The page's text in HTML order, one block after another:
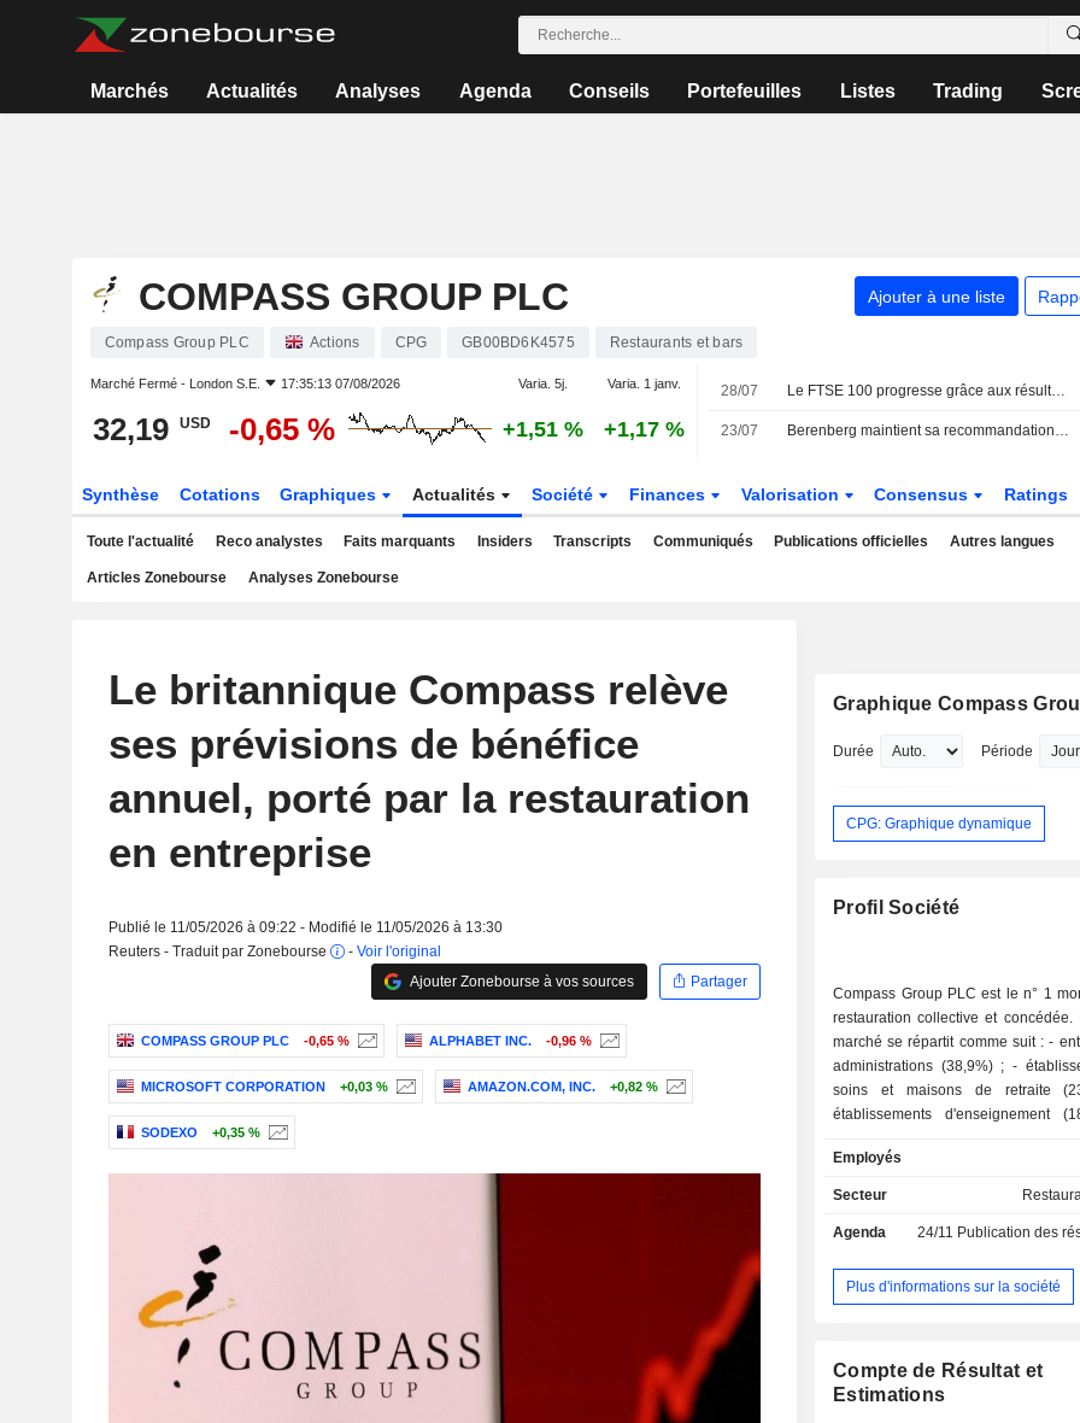
Marchés Actualités Analyses Agenda Conseils Portefeuilles Listes Trading
COMPASS GROUP PLC Ajouter à une liste
Compass Group PLC Actions CPG GB00BD6K4575 Restaurants et bars
Marché Fermé - London S.E. 17:35:13 07/08/2026 Varia. 5j. Varia. 1 janv.
32,19 USD -0,65 % +1,51 % +1,17 %
28/07 Le FTSE 100 progresse grâce aux résultats d'entreprises et au repli du pétrole
23/07 Berenberg maintient sa recommandation d'achat et son objectif de cours sur Compass Group face aux perspectives de croissance
Synthèse Cotations Graphiques Actualités Société Finances Valorisation Consensus Ratings
Toute l'actualité Reco analystes Faits marquants Insiders Transcripts Communiqués Publications officielles Autres langues
Articles Zonebourse Analyses Zonebourse
Le britannique Compass relève
ses prévisions de bénéfice
annuel, porté par la restauration
en entreprise
Publié le 11/05/2026 à 09:22 - Modifié le 11/05/2026 à 13:30
Reuters - Traduit par Zonebourse
- Voir l'original
Ajouter Zonebourse à vos sources
Partager
COMPASS GROUP PLC -0,65 % ALPHABET INC. -0,96 %
MICROSOFT CORPORATION +0,03 % AMAZON.COM, INC. +0,82 %
SODEXO +0,35 %
Graphique Compass
Durée Période
CPG: Graphique dynamique
Profil Société
Compass Group PLC est le n° 1
restauration collective et concédée.
marché se répartit comme suit : - entreprises et
administrations (38,9%) ; - établissements de
soins et maisons de retraite
établissements d'enseignement
autres (5,6%) : secteurs des
pétrolière, gazière et minière, de la
est assurée notamment sous les
etc. 68,2% du CA est réalisé en Amérique du
Nord.
Employés
Secteur
Agenda 24/11 Publication des résultats -
Plus d'informations sur la société
Compte de Résultat et
Estimations